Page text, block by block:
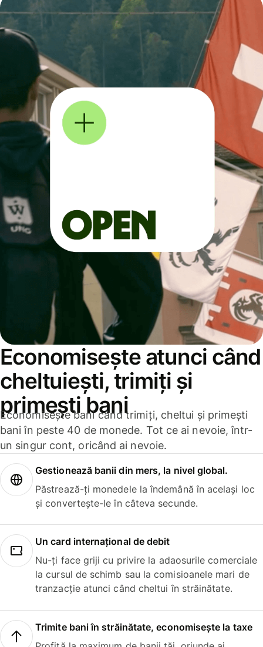
Economisește atunci când
cheltuiești, trimiți și
primești bani
Economisește bani când trimiți, cheltui și primești
bani în peste 40 de monede. Tot ce ai nevoie, într-
un singur cont, oricând ai nevoie.
Gestionează banii din mers, la nivel global.
Păstrează-ți monedele la îndemână în același loc
și convertește-le în câteva secunde.
Un card internațional de debit
Nu-ți face griji cu privire la adaosurile comerciale
la cursul de schimb sau la comisioanele mari de
tranzacție atunci când cheltui în străinătate.
Trimite bani în străinătate, economisește la taxe